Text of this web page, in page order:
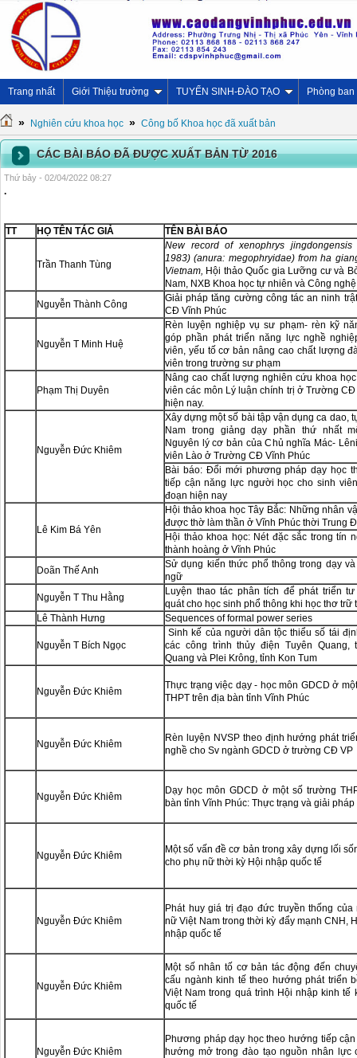
Trang nhất Giới Thiệu trường TUYỂN SINH-ĐÀO TẠO Phòng ban
» Nghiên cứu khoa học » Công bố Khoa học đã xuất bản
CÁC BÀI BÁO ĐÃ ĐƯỢC XUẤT BẢN TỪ 2016
Thứ bảy - 02/04/2022 08:27
.
TT HỌ TÊN TÁC GIẢ TÊN BÀI BÁO
Trần Thanh Tùng
New record of xenophrys
1983) (anura: megophryidae) from ha
Vietnam, Hội thảo Quốc gia Lưỡng cư và
Nam, NXB Khoa học tự nhiên và Công nghệ
Nguyễn Thành Công
Giải pháp tăng cường công tác an ninh
CĐ Vĩnh Phúc
Nguyễn T Minh Huệ
Rèn luyện nghiệp vụ sư phạm- rèn kỹ
góp phần phát triển năng lực nghề
viên, yếu tố cơ bản nâng cao chất lượng
viên trong trường sư phạm
Phạm Thị Duyên
Nâng cao chất lượng nghiên cứu khoa
viên các môn Lý luận chính trị ở Trường
hiện nay.
Nguyễn Đức Khiêm
Xây dựng một số bài tập vận dụng ca dao,
Nam trong giảng dạy phần thứ nhất
Nguyên lý cơ bản của Chủ nghĩa Mác-
viên Lào ở Trường CĐ Vĩnh Phúc
Bài báo: Đổi mới phương pháp dạy học
tiếp cận năng lực người học cho sinh
đoạn hiện nay
Lê Kim Bá Yên
Hội thảo khoa học Tây Bắc: Những nhân
được thờ làm thần ở Vĩnh Phúc thời Trung
Hội thảo khoa học: Nét đặc sắc trong tín
thành hoàng ở Vĩnh Phúc
Doãn Thế Anh
Sử dụng kiến thức phổ thông trong dạy
ngữ
Nguyễn T Thu Hằng
Luyện thao tác phân tích để phát triển
quát cho học sinh phổ thông khi học thơ trữ
Lê Thành Hưng
Sequences of formal power series
Nguyễn T Bích Ngọc
Sinh kế của người dân tộc thiểu số tái
các công trình thủy điện Tuyên Quang,
Quang và Plei Krông, tỉnh Kon Tum
Nguyễn Đức Khiêm
Thực trạng việc dạy - học môn GDCD ở
THPT trên địa bàn tỉnh Vĩnh Phúc
Nguyễn Đức Khiêm
Rèn luyện NVSP theo định hướng phát
nghề cho Sv ngành GDCD ở trường CĐ VP
Nguyễn Đức Khiêm
Dạy học môn GDCD ở một số trường
bàn tỉnh Vĩnh Phúc: Thực trạng và giải pháp
Nguyễn Đức Khiêm
Một số vấn đề cơ bản trong xây dựng lối
cho phụ nữ thời kỳ Hội nhập quốc tế
Nguyễn Đức Khiêm
Phát huy giá trị đạo đức truyền thống
nữ Việt Nam trong thời kỳ đẩy mạnh CNH,
nhập quốc tế
Nguyễn Đức Khiêm
Một số nhân tố cơ bản tác động đến
cấu ngành kinh tế theo hướng phát triển
Việt Nam trong quá trình Hội nhập kinh tế
quốc tế
Nguyễn Đức Khiêm
Phương pháp dạy học theo hướng tiếp
hướng mở trong đào tạo nguồn nhân lực